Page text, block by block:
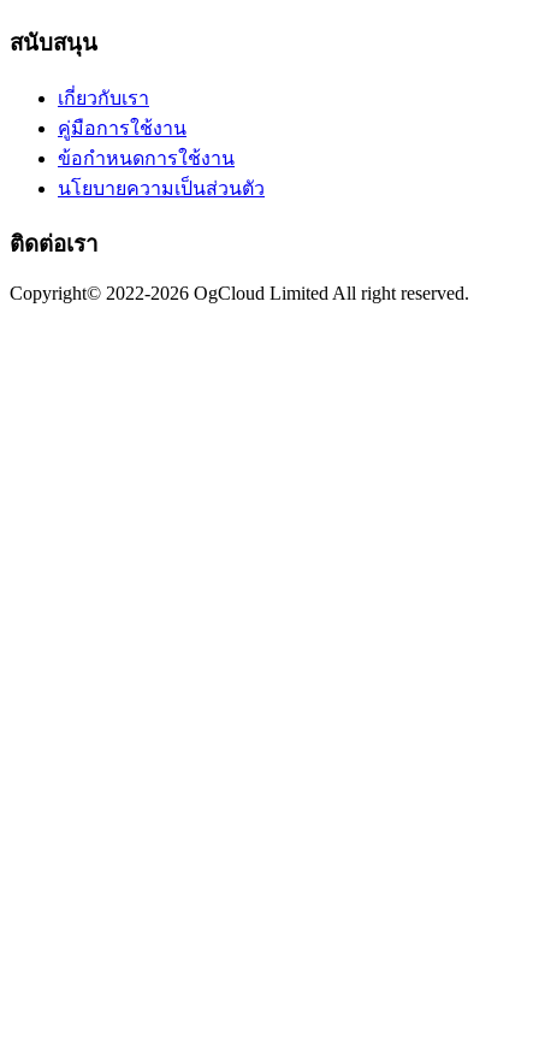
สนับสนุน
เกี่ยวกับเรา
คู่มือการใช้งาน
ข้อกำหนดการใช้งาน
นโยบายความเป็นส่วนตัว
ติดต่อเรา
Copyright© 2022-2026 OgCloud Limited All right reserved.